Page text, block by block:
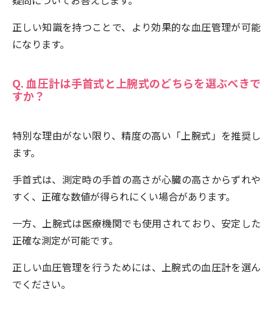
正しい知識を持つことで、より効果的な血圧管理が可能
になります。
Q. 血圧計は手首式と上腕式のどちらを選ぶべきで
すか？
特別な理由がない限り、精度の高い「上腕式」を推奨し
ます。
手首式は、測定時の手首の高さが心臓の高さからずれや
すく、正確な数値が得られにくい場合があります。
一方、上腕式は医療機関でも使用されており、安定した
正確な測定が可能です。
正しい血圧管理を行うためには、上腕式の血圧計を選ん
でください。